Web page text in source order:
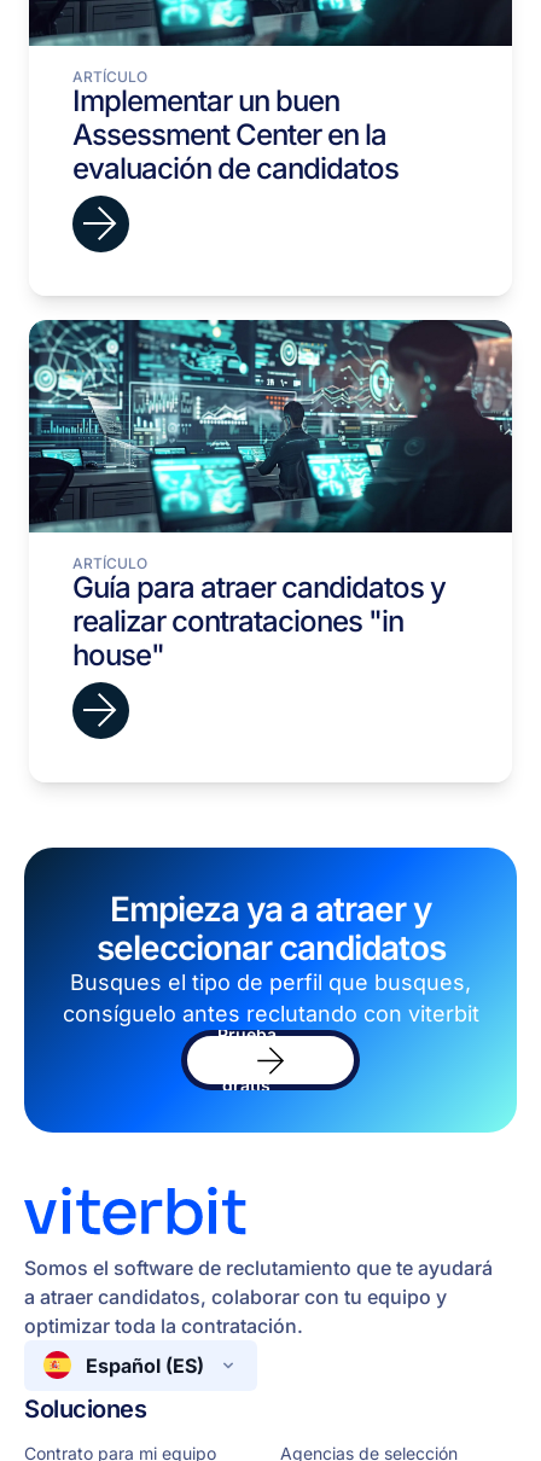
ARTÍCULO
Implementar un buen
Assessment Center en la
evaluación de candidatos
ARTÍCULO
Guía para atraer candidatos y
realizar contrataciones "in
house"
Empieza ya a atraer y
seleccionar candidatos
Busques el tipo de perfil que busques,
consíguelo antes reclutando con viterbit
Prueba
software
gratis
Somos el software de reclutamiento que te ayudará
a atraer candidatos, colaborar con tu equipo y
optimizar toda la contratación.
Español (ES)
Soluciones
Contrato para mi equipo
Agencias de selección